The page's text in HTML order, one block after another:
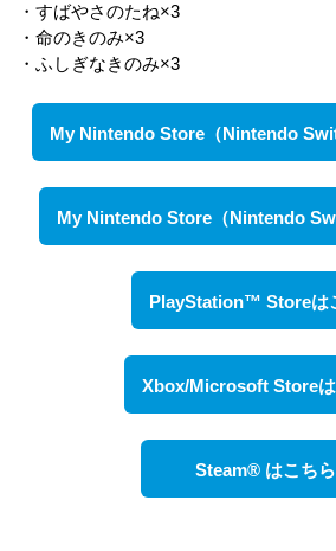
・すばやさのたね×3
・命のきのみ×3
・ふしぎなきのみ×3
My Nintendo Store（Nintendo
My Nintendo Store（Nintendo
PlayStation™ Storeは
Xbox/Microsoft Store
Steam® はこちら